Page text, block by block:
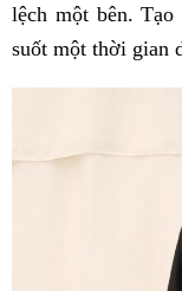
lệch một bên.
suốt một thời gian